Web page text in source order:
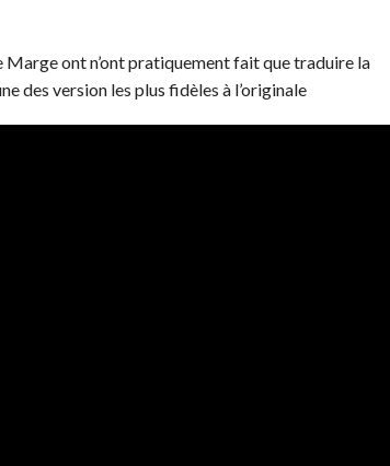
Marge ont n’ont pratiquement fait que traduire la
des version les plus fidèles à l’originale